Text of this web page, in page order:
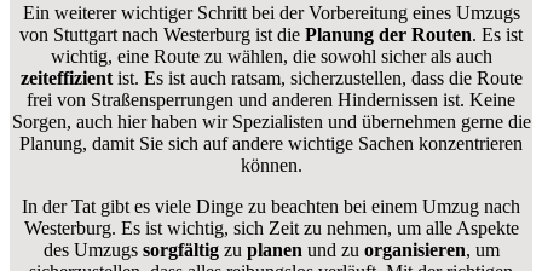
Ein weiterer wichtiger Schritt bei der Vorbereitung eines Umzugs
von Stuttgart nach Westerburg ist die Planung der Routen. Es ist
wichtig, eine Route zu wählen, die sowohl sicher als auch
zeiteffizientist. Es ist auch ratsam, sicherzustellen, dass die Route
frei von Straßensperrungen und anderen Hindernissen ist. Keine
Sorgen, auch hier haben wir Spezialisten und übernehmen gerne die
Planung, damit Sie sich auf andere wichtige Sachen konzentrieren
können.
In der Tat gibt es viele Dinge zu beachten bei einem Umzug nach
Westerburg. Es ist wichtig, sich Zeit zu nehmen, um alle Aspekte
des Umzugs sorgfältigzu planen und zu organisieren, um